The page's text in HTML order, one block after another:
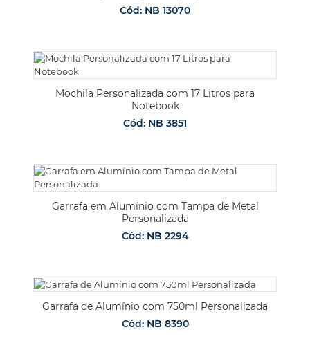
Cód: NB 13070
Mochila Personalizada com 17 Litros para
Notebook
Cód: NB 3851
Garrafa em Alumínio com Tampa de Metal
Personalizada
Cód: NB 2294
Garrafa de Alumínio com 750ml Personalizada
Cód: NB 8390